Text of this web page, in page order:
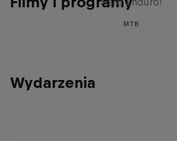
MTB
Wydarzenia